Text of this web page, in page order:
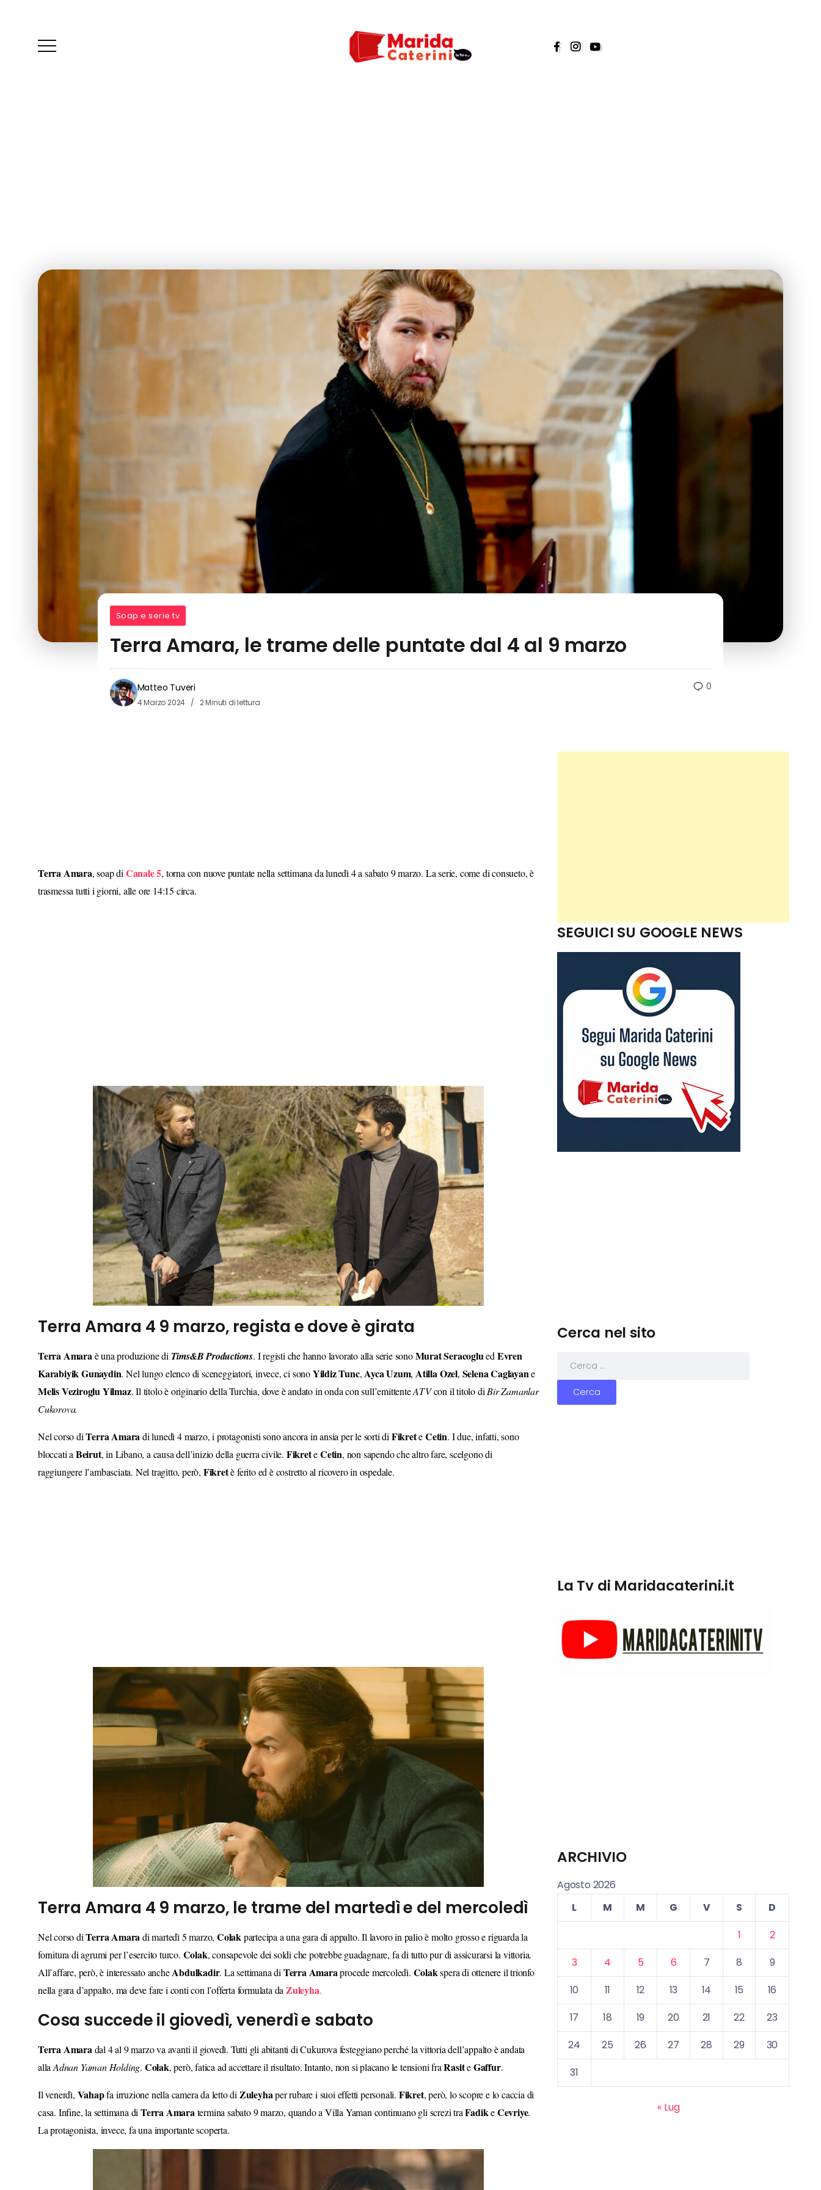
Soap e serie tv
Terra Amara, le trame delle puntate dal 4 al 9 marzo
Matteo Tuveri
4 Marzo 2024 2 Minuti di lettura
0
TerraAmara, soap di Canale 5, torna con nuove puntate nella settimana da lunedì 4 a sabato 9 marzo. La serie, come di consueto, è
trasmessa tutti i giorni, alle ore 14:15 circa.
Terra Amara 4 9 marzo, regista e dove è girata
Terra Amaraè una produzione di Tims&B Productions. I registi che hanno lavorato alla serie sonoMuratSeracoglued Evren
KarabiyikGunaydin. Nel lungo elenco di sceneggiatori, invece, ci sonoYildizTunc, AycaUzum, AtillaOzel, SelenaCaglayane
MelisVezirogluYilmaz. Il titolo è originario della Turchia, dove è andato in onda con sull’emittenteATVcon il titolo di BirZamanlar
Cukorova.
Nel corso diTerraAmaradi lunedì 4 marzo, i protagonisti sono ancora in ansia per le sorti di FikreteCetin. I due, infatti, sono
bloccati a Beirut, in Libano, a causa dell’inizio della guerra civile. FikreteCetin, non sapendo che altro fare, scelgono di
raggiungere l’ambasciata. Nel tragitto, però, Fikretè ferito ed è costretto al ricovero in ospedale.
Terra Amara 4 9 marzo, le trame del martedì e del mercoledì
Nel corso diTerraAmaradi martedì 5 marzo,Colakpartecipa a una gara di appalto. Il lavoro in palio è molto grosso e riguarda la
fornitura di agrumi per l’esercito turco. Colak, consapevole dei soldi che potrebbe guadagnare, fa di tutto pur di assicurarsi la vittoria.
All’affare, però, è interessato ancheAbdulkadir. La settimana di TerraAmaraprocede mercoledì. Colakspera di ottenere il trionfo
nella gara d’appalto, ma deve fare i conti con l’offerta formulata da Zuleyha.
Cosa succede il giovedì, venerdì e sabato
TerraAmaradal 4 al 9 marzo va avanti il giovedì. Tutti gli abitanti di Cukurova festeggiano perché la vittoria dell’appalto è andata
alla Adnan Yaman Holding. Colak, però, fatica ad accettare il risultato. Intanto, non si placano le tensioni fraRasiteGaffur.
Il venerdì, Vahapfa irruzione nella camera da letto di Zuleyhaper rubare i suoi effetti personali. Fikret, però, lo scopre e lo caccia di
casa. Infine, la settimana diTerraAmaratermina sabato 9 marzo, quando a Villa Yaman continuano gli screzi traFadikeCevriye.
La protagonista, invece, fa una importante scoperta.
SEGUICI SU GOOGLE NEWS
Cerca nel sito
La Tv di Maridacaterini.it
ARCHIVIO
Agosto 2026
L
M M G V S
D
1
2
3
4 5 6 7 8
9
10
11 12 13 14 15
16
17
18 19 20 21 22
23
24
25 26 27 28 29
30
31
« Lug